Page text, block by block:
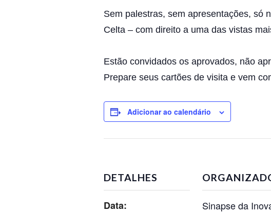
Sem palestras, sem apresentações, só
Celta – com direito a uma das vistas
Estão convidados os aprovados, não
Prepare seus cartões de visita e vem
Adicionar ao calendário
DETALHES
Data:
Sinapse da